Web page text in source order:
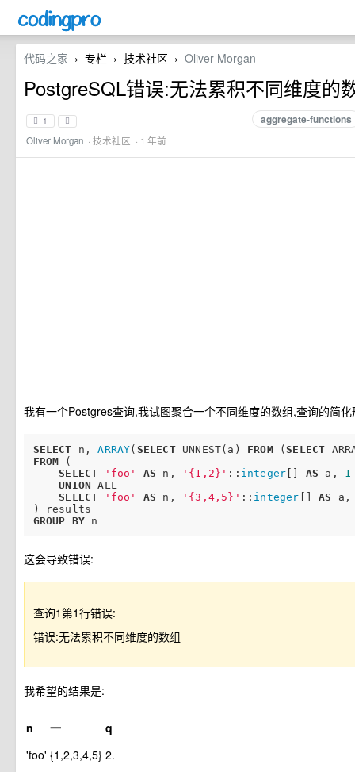
代码之家 › 专栏 › 技术社区 › Oliver Morgan
PostgreSQL错误:无法累积不同维度的
aggregate-functions
1
Oliver Morgan · 技术社区 · 1 年前
我有一个Postgres查询,我试图聚合一个不同维度的数组,查询的简
SELECT n, ARRAY( SELECT UNNEST(a) FROM (SELECT
FROM (
SELECT
'foo' AS n, '{1,2}' :: integer [] AS a, 1
UNION ALL
SELECT
'foo' AS n, '{3,4,5}' :: integer [] AS
GROUP BY
这会导致错误:
查询1第1行错误:
错误:无法累积不同维度的数组
我希望的结果是:
n 一
q
'foo' {1,2,3,4,5} 2.